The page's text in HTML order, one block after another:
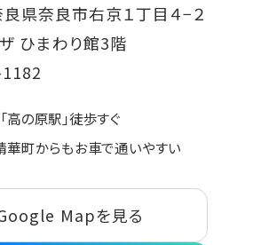
県奈良市右京１丁目４−２
ひまわり館3階
高の原駅」徒歩すぐ
華町からもお車で通いやすい
Mapを見る